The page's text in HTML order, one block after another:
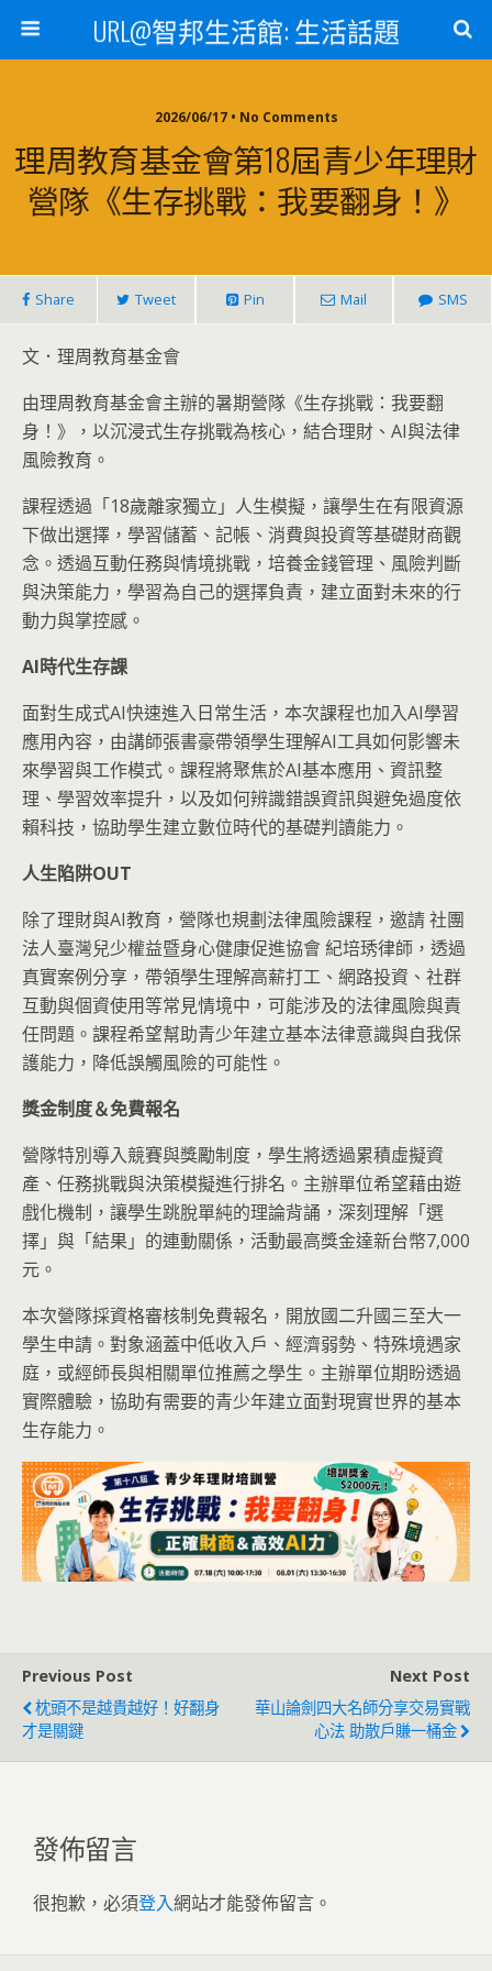
URL@智邦生活館: 生活話題
2026/06/17 • No Comments
理周教育基金會第18屆青少年理財
營隊《生存挑戰：我要翻身！》
Share Tweet Pin Mail SMS
文．理周教育基金會
由理周教育基金會主辦的暑期營隊《生存挑戰：我要翻
身！》，以沉浸式生存挑戰為核心，結合理財、AI與法律
風險教育。
課程透過「18歲離家獨立」人生模擬，讓學生在有限資源
下做出選擇，學習儲蓄、記帳、消費與投資等基礎財商觀
念。透過互動任務與情境挑戰，培養金錢管理、風險判斷
與決策能力，學習為自己的選擇負責，建立面對未來的行
動力與掌控感。
AI時代生存課
面對生成式AI快速進入日常生活，本次課程也加入AI學習
應用內容，由講師張書豪帶領學生理解AI工具如何影響未
來學習與工作模式。課程將聚焦於AI基本應用、資訊整
理、學習效率提升，以及如何辨識錯誤資訊與避免過度依
賴科技，協助學生建立數位時代的基礎判讀能力。
人生陷阱OUT
除了理財與AI教育，營隊也規劃法律風險課程，邀請 社團
法人臺灣兒少權益暨身心健康促進協會 紀培琇律師，透過
真實案例分享，帶領學生理解高薪打工、網路投資、社群
互動與個資使用等常見情境中，可能涉及的法律風險與責
任問題。課程希望幫助青少年建立基本法律意識與自我保
護能力，降低誤觸風險的可能性。
獎金制度＆免費報名
營隊特別導入競賽與獎勵制度，學生將透過累積虛擬資
產、任務挑戰與決策模擬進行排名。主辦單位希望藉由遊
戲化機制，讓學生跳脫單純的理論背誦，深刻理解「選
擇」與「結果」的連動關係，活動最高獎金達新台幣7,000
元。
本次營隊採資格審核制免費報名，開放國二升國三至大一
學生申請。對象涵蓋中低收入戶、經濟弱勢、特殊境遇家
庭，或經師長與相關單位推薦之學生。主辦單位期盼透過
實際體驗，協助有需要的青少年建立面對現實世界的基本
生存能力。
Previous Post
枕頭不是越貴越好！好翻身
才是關鍵
Next Post
華山論劍四大名師分享交易實戰
心法 助散戶賺一桶金
發佈留言
很抱歉，必須登入網站才能發佈留言。